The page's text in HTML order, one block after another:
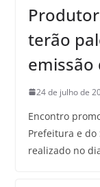
terão
emissão
24 de julho de
Encontro
Prefeitura e do
realizado no